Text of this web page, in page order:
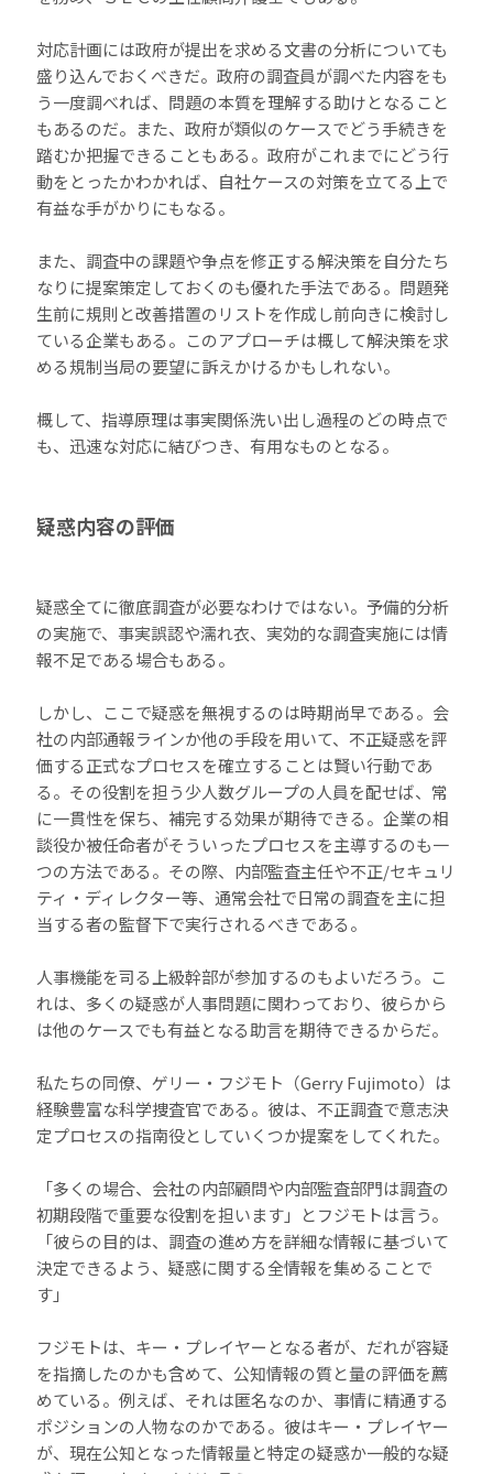
対応計画には政府が提出を求める文書の分析についても
盛り込んでおくべきだ。政府の調査員が調べた内容をも
う一度調べれば、問題の本質を理解する助けとなること
もあるのだ。また、政府が類似のケースでどう手続きを
踏むか把握できることもある。政府がこれまでにどう行
動をとったかわかれば、自社ケースの対策を立てる上で
有益な手がかりにもなる。
また、調査中の課題や争点を修正する解決策を自分たち
なりに提案策定しておくのも優れた手法である。問題発
生前に規則と改善措置のリストを作成し前向きに検討し
ている企業もある。このアプローチは概して解決策を求
める規制当局の要望に訴えかけるかもしれない。
概して、指導原理は事実関係洗い出し過程のどの時点で
も、迅速な対応に結びつき、有用なものとなる。
疑惑内容の評価
疑惑全てに徹底調査が必要なわけではない。予備的分析
の実施で、事実誤認や濡れ衣、実効的な調査実施には情
報不足である場合もある。
しかし、ここで疑惑を無視するのは時期尚早である。会
社の内部通報ラインか他の手段を用いて、不正疑惑を評
価する正式なプロセスを確立することは賢い行動であ
る。その役割を担う少人数グループの人員を配せば、常
に一貫性を保ち、補完する効果が期待できる。企業の相
談役か被任命者がそういったプロセスを主導するのも一
つの方法である。その際、内部監査主任や不正/セキュリ
ティ・ディレクター等、通常会社で日常の調査を主に担
当する者の監督下で実行されるべきである。
人事機能を司る上級幹部が参加するのもよいだろう。こ
れは、多くの疑惑が人事問題に関わっており、彼らから
は他のケースでも有益となる助言を期待できるからだ。
私たちの同僚、ゲリー・フジモト（Gerry Fujimoto）は
経験豊富な科学捜査官である。彼は、不正調査で意志決
定プロセスの指南役としていくつか提案をしてくれた。
「多くの場合、会社の内部顧問や内部監査部門は調査の
初期段階で重要な役割を担います」とフジモトは言う。
「彼らの目的は、調査の進め方を詳細な情報に基づいて
決定できるよう、疑惑に関する全情報を集めることで
す」
フジモトは、キー・プレイヤーとなる者が、だれが容疑
を指摘したのかも含めて、公知情報の質と量の評価を薦
めている。例えば、それは匿名なのか、事情に精通する
ポジションの人物なのかである。彼はキー・プレイヤー
が、現在公知となった情報量と特定の疑惑か一般的な疑